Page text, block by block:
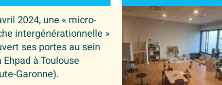
2024, une « micro-
intergénérationnelle »
ses portes au sein
Ehpad à Toulouse
Garonne).